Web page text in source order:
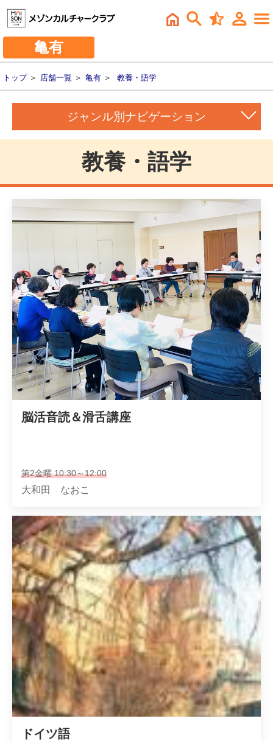
亀有
トップ＞ 店舗一覧 ＞ 亀有 ＞ 教養・語学
ジャンル別ナビゲーション
教養・語学
脳活音読＆滑舌講座
第2金曜 10:30～12:00
大和田 なおこ
ドイツ語